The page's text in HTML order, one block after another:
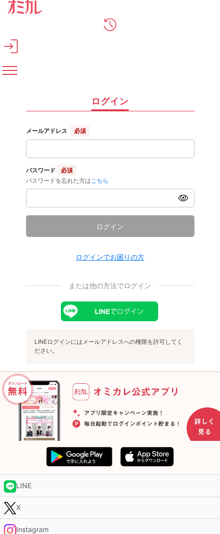
メインコンテンツへスキップ
ログイン
メールアドレス 必須
パスワード
必須
パスワードを忘れた方は こちら
ログイン
ログインでお困りの方
または他の方法でログイン
LINEログインにはメールアドレスへの権限を許可してく
ださい。
LINE
X
Instagram